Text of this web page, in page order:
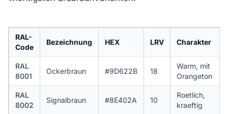
RAL-
Code
Bezeichnung HEX LRV Charakter
RAL
8001
Ockerbraun #9D622B 18
Warm, mit
Orangeton
RAL
8002
Signalbraun #8E402A 10
Roetlich,
kraeftig